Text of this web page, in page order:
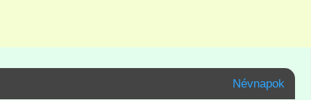
Névnapok